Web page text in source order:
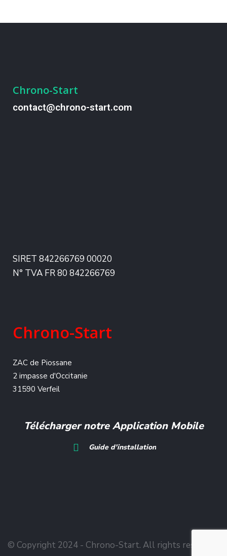
Chrono-Start
contact@chrono-start.com
SIRET 842266769 00020
N° TVA FR 80 842266769
Chrono-Start
ZAC de Piossane
2 impasse d'Occitanie
31590 Verfeil
Télécharger notre Application Mobile
Guide d'installation
© Copyright 2024 - Chrono-Start. All rights reserved.